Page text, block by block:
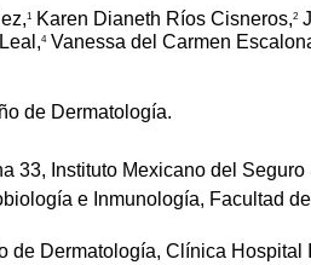
1 Karen Dianeth Ríos Cisneros,2
4Vanessa del Carmen
de Dermatología.
33, Instituto Mexicano del
e Inmunología, Facultad
de Dermatología, Clínica